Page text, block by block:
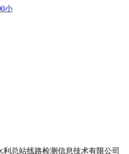
小
利总站线路检测信息技术有限公司